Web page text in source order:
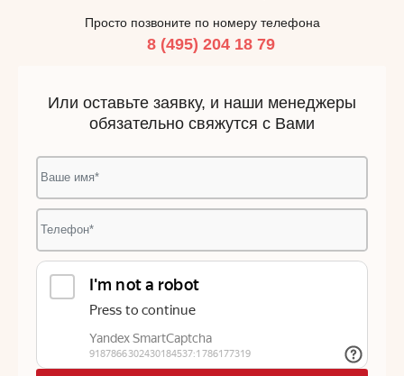
Просто позвоните по номеру телефона
8 (495) 204 18 79
Или оставьте заявку, и наши менеджеры
обязательно свяжутся с Вами